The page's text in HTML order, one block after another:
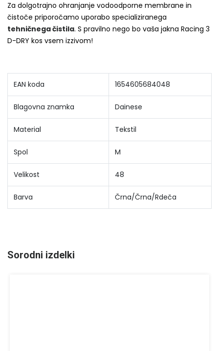
Za dolgotrajno ohranjanje vodoodporne membrane in
čistoče priporočamo uporabo specializiranega
tehničnega čistila. S pravilno nego bo vaša jakna Racing 3
D-DRY kos vsem izzivom!
EAN koda 1654605684048
Blagovna znamka Dainese
Material Tekstil
Spol M
Velikost 48
Barva Črna/Črna/Rdeča
Sorodni izdelki